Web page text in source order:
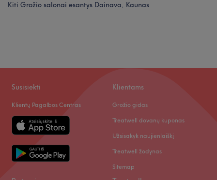
Kiti Grožio salonai esantys Dainava, Kaunas
Susisiekti
Klientų Pagalbos Centras
Klientams
Grožio gidas
Treatwell dovanų kuponas
Užsisakyk naujienlaiškį
Treatwell žodynas
Sitemap